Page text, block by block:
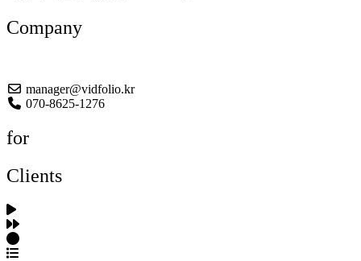
Company
manager@vidfolio.kr
070-8625-1276
for
Clients